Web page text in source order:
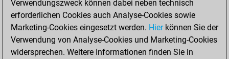
=0 -1 in blitz
Donnerstag, Juli
4, 2024
Verwendungszweck können dabei neben technisch
erforderlichen Cookies auch Analyse-Cookies sowie
Marketing-Cookies eingesetzt werden. Hierkönnen Sie der
Verwendung von Analyse-Cookies und Marketing-Cookies
widersprechen. Weitere Informationen finden Sie in